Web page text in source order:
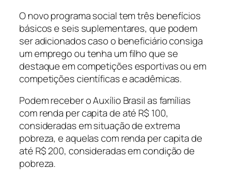
O novo programa social tem três benefícios
básicos e seis suplementares, que podem
ser adicionados caso o beneficiário consiga
um emprego ou tenha um filho que se
destaque em competições esportivas ou em
competições científicas e acadêmicas.
Podem receber o Auxílio Brasil as famílias
com renda per capitade até R$ 100,
consideradas em situação de extrema
pobreza, e aquelas com renda per capitade
até R$ 200, consideradas em condição de
pobreza.